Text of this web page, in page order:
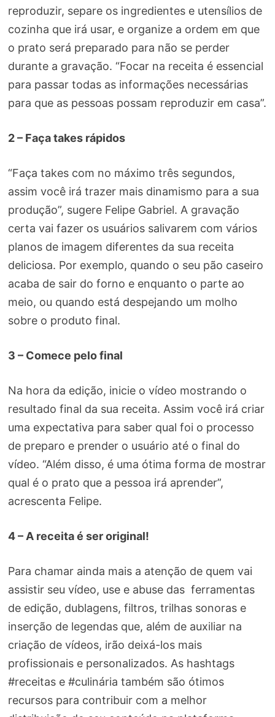
reproduzir, separe os ingredientes e utensílios de
cozinha que irá usar, e organize a ordem em que
o prato será preparado para não se perder
durante a gravação. “Focar na receita é essencial
para passar todas as informações necessárias
para que as pessoas possam reproduzir em casa”.
2 – Faça takes rápidos
“Faça takes com no máximo três segundos,
assim você irá trazer mais dinamismo para a sua
produção”, sugere Felipe Gabriel. A gravação
certa vai fazer os usuários salivarem com vários
planos de imagem diferentes da sua receita
deliciosa. Por exemplo, quando o seu pão caseiro
acaba de sair do forno e enquanto o parte ao
meio, ou quando está despejando um molho
sobre o produto final.
3 – Comece pelo final
Na hora da edição, inicie o vídeo mostrando o
resultado final da sua receita. Assim você irá criar
uma expectativa para saber qual foi o processo
de preparo e prender o usuário até o final do
vídeo. “Além disso, é uma ótima forma de mostrar
qual é o prato que a pessoa irá aprender”,
acrescenta Felipe.
4 – A receita é ser original!
Para chamar ainda mais a atenção de quem vai
assistir seu vídeo, use e abuse das ferramentas
de edição, dublagens, filtros, trilhas sonoras e
inserção de legendas que, além de auxiliar na
criação de vídeos, irão deixá-los mais
profissionais e personalizados. As hashtags
#receitas e #culinária também são ótimos
recursos para contribuir com a melhor